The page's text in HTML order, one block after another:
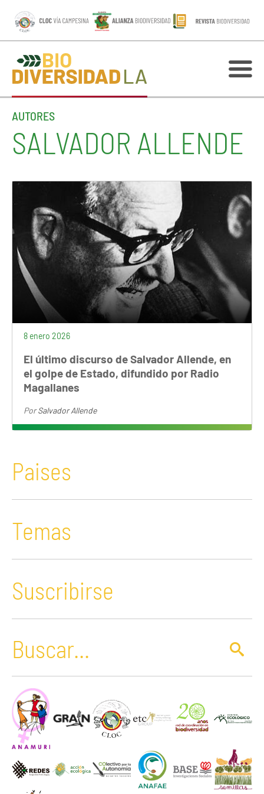
AUTORES
SALVADOR ALLENDE
8 enero 2026
El último discurso de Salvador Allende, en
el golpe de Estado, difundido por Radio
Magallanes
PorSalvador Allende
Paises
Temas
Suscribirse